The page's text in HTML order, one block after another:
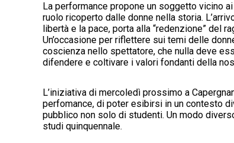
La performance propone un soggetto vicino
ruolo ricoperto dalle donne nella storia.
libertà e la pace, porta alla “redenzione” del
Un’occasione per riflettere sui temi delle
coscienza nello spettatore, che nulla deve
difendere e coltivare i valori fondanti della
L’iniziativa di mercoledì prossimo a
perfomance, di poter esibirsi in un contesto
pubblico non solo di studenti. Un modo
studi quinquennale.